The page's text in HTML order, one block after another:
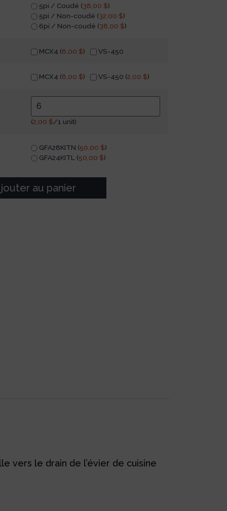
5pi / Coudé (38,00 $)
5pi / Non-coudé (32,00 $)
6pi / Non-coudé (38,00 $)
MCX4 (8,00 $) VS-450
MCX4 (8,00 $) VS-450 (2,00 $)
(2,00 $/1 unit)
GFA28KITN (50,00 $)
GFA24KITL (50,00 $)
au panier
vers le drain de l’évier de cuisine